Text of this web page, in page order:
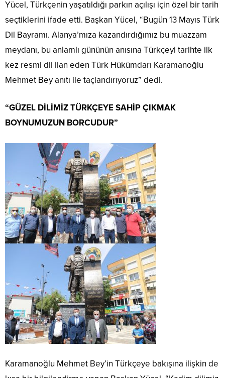
Yücel, Türkçenin yaşatıldığı parkın açılışı için özel bir tarih
seçtiklerini ifade etti. Başkan Yücel, “Bugün 13 Mayıs Türk
Dil Bayramı. Alanya’mıza kazandırdığımız bu muazzam
meydanı, bu anlamlı gününün anısına Türkçeyi tarihte ilk
kez resmi dil ilan eden Türk Hükümdarı Karamanoğlu
Mehmet Bey anıtı ile taçlandırıyoruz” dedi.
“GÜZEL DİLİMİZ TÜRKÇEYE SAHİP ÇIKMAK
BOYNUMUZUN BORCUDUR”
Karamanoğlu Mehmet Bey’in Türkçeye bakışına ilişkin de